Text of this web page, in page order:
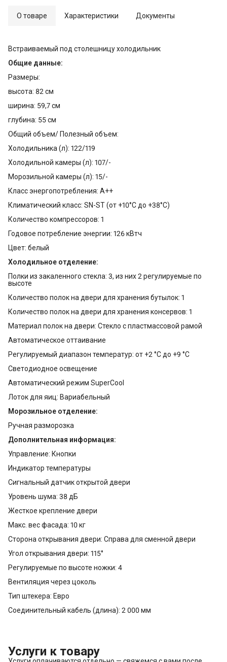
О товаре Характеристики Документы
Встраиваемый под столешницу холодильник
Общие данные:
Размеры:
высота: 82 см
ширина: 59,7 см
глубина: 55 см
Общий объем/ Полезный объем:
Холодильника (л): 122/119
Холодильной камеры (л): 107/-
Морозильной камеры (л): 15/-
Класс энергопотребления: A++
Климатический класс: SN-ST (от +10°С до +38°С)
Количество компрессоров: 1
Годовое потребление энергии: 126 кВтч
Цвет: белый
Холодильное отделение:
Полки из закаленного стекла: 3, из них 2 регулируемые по
высоте
Количество полок на двери для хранения бутылок: 1
Количество полок на двери для хранения консервов: 1
Материал полок на двери: Стекло с пластмассовой рамой
Автоматическое оттаивание
Регулируемый диапазон температур: от +2 °C до +9 °C
Светодиодное освещение
Автоматический режим SuperCool
Лоток для яиц: Вариабельный
Морозильное отделение:
Ручная разморозка
Дополнительная информация:
Управление: Кнопки
Индикатор температуры
Сигнальный датчик открытой двери
Уровень шума: 38 дБ
Жесткое крепление двери
Макс. вес фасада: 10 кг
Сторона открывания двери: Справа для сменной двери
Угол открывания двери: 115°
Регулируемые по высоте ножки: 4
Вентиляция через цоколь
Тип штекера: Евро
Соединительный кабель (длина): 2 000 мм
Услуги к товару